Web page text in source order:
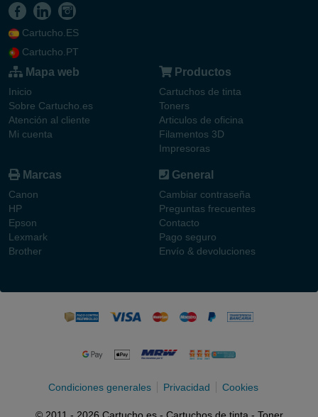
Cartucho.ES
Cartucho.PT
Mapa web
Inicio
Sobre Cartucho.es
Atención al cliente
Mi cuenta
Productos
Cartuchos de tinta
Toners
Articulos de oficina
Filamentos 3D
Impresoras
Marcas
Canon
HP
Epson
Lexmark
Brother
General
Cambiar contraseña
Preguntas frecuentes
Contacto
Pago seguro
Envío & devoluciones
Condiciones generales Privacidad Cookies
© 2011 - 2026 Cartucho.es - Cartuchos de tinta - Toner